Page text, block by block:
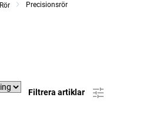
Rör Precisionsrör
Filtrera artiklar